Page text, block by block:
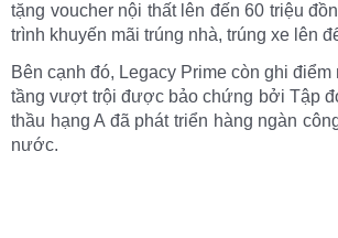
tặng voucher nội thất lên đến 60 triệu
trình khuyến mãi trúng nhà, trúng xe lên
Bên cạnh đó, Legacy Prime còn ghi
tầng vượt trội được bảo chứng bởi Tập
thầu hạng A đã phát triển hàng ngàn
nước.